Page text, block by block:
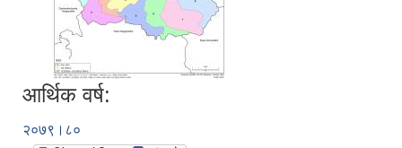
आर्थिक वर्ष:
२०७९।८०